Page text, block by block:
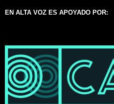
EN ALTA VOZ ES APOYADO POR: